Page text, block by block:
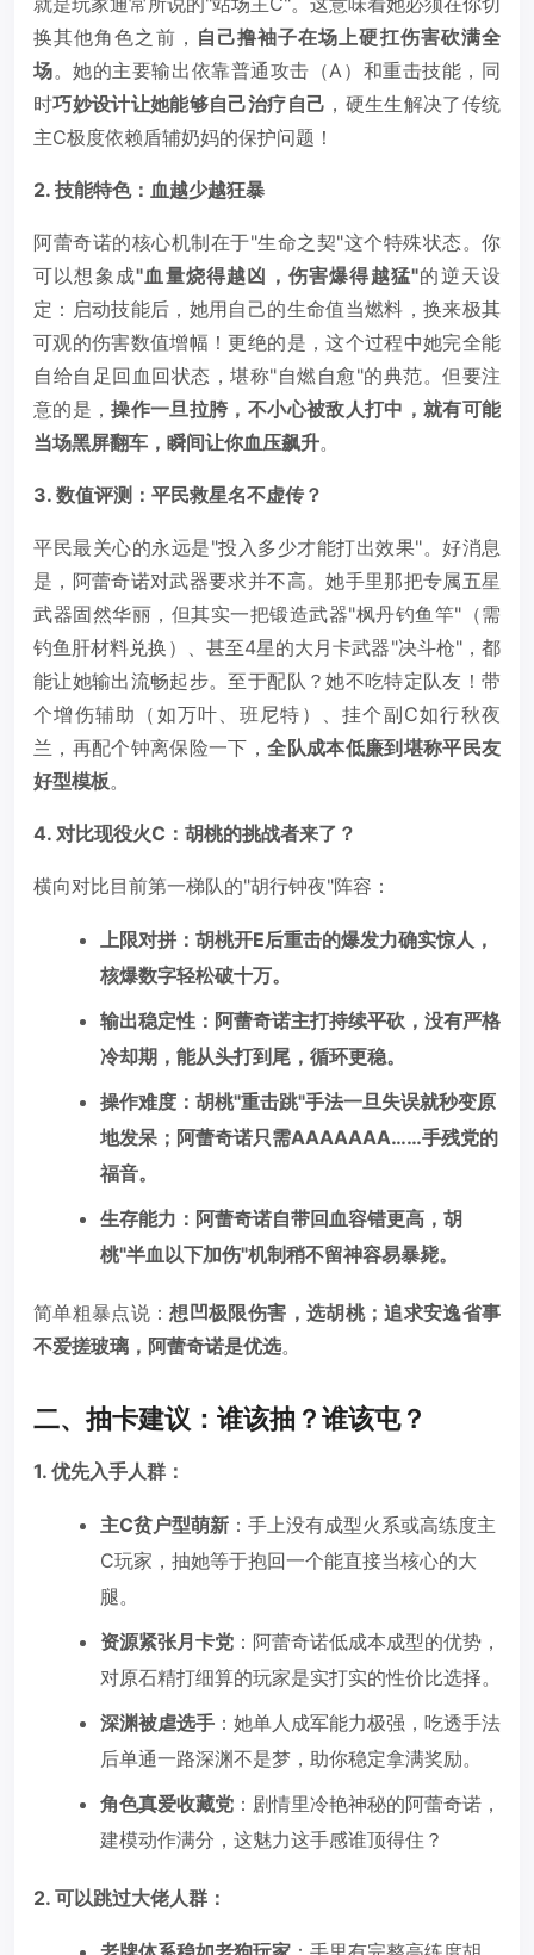
换其他角色之前， 自己撸袖子在场上硬扛伤害砍满全
场。她的主要输出依靠普通攻击（A）和重击技能，同
时巧妙设计让她能够自己治疗自己 ，硬生生解决了传统
主C极度依赖盾辅奶妈的保护问题！
2. 技能特色：血越少越狂暴
阿蕾奇诺的核心机制在于"生命之契"这个特殊状态。你
可以想象成"血量烧得越凶，伤害爆得越猛"的逆天设
定：启动技能后，她用自己的生命值当燃料，换来极其
可观的伤害数值增幅！更绝的是，这个过程中她完全能
自给自足回血回状态，堪称"自燃自愈"的典范。但要注
意的是，操作一旦拉胯，不小心被敌人打中，就有可能
当场黑屏翻车，瞬间让你血压飙升。
3. 数值评测：平民救星名不虚传？
平民最关心的永远是"投入多少才能打出效果"。好消息
是，阿蕾奇诺对武器要求并不高。她手里那把专属五星
武器固然华丽，但其实一把锻造武器"枫丹钓鱼竿"（需
钓鱼肝材料兑换）、甚至4星的大月卡武器"决斗枪"，都
能让她输出流畅起步。至于配队？她不吃特定队友！带
个增伤辅助（如万叶、班尼特）、挂个副C如行秋夜
兰，再配个钟离保险一下，全队成本低廉到堪称平民友
好型模板。
4. 对比现役火C：胡桃的挑战者来了？
横向对比目前第一梯队的"胡行钟夜"阵容：
上限对拼：胡桃开E后重击的爆发力确实惊人，
核爆数字轻松破十万。
输出稳定性：阿蕾奇诺主打持续平砍，没有严格
冷却期，能从头打到尾，循环更稳。
操作难度：胡桃"重击跳"手法一旦失误就秒变原
地发呆；阿蕾奇诺只需AAAAAAA……手残党的
福音。
生存能力：阿蕾奇诺自带回血容错更高，胡
桃"半血以下加伤"机制稍不留神容易暴毙。
简单粗暴点说：想凹极限伤害，选胡桃；追求安逸省事
不爱搓玻璃，阿蕾奇诺是优选。
二、抽卡建议：谁该抽？谁该屯？
1. 优先入手人群：
主C贫户型萌新 ：手上没有成型火系或高练度主
C玩家，抽她等于抱回一个能直接当核心的大
腿。
资源紧张月卡党 ：阿蕾奇诺低成本成型的优势，
对原石精打细算的玩家是实打实的性价比选择。
深渊被虐选手 ：她单人成军能力极强，吃透手法
后单通一路深渊不是梦，助你稳定拿满奖励。
角色真爱收藏党 ：剧情里冷艳神秘的阿蕾奇诺，
建模动作满分，这魅力这手感谁顶得住？
2. 可以跳过大佬人群：